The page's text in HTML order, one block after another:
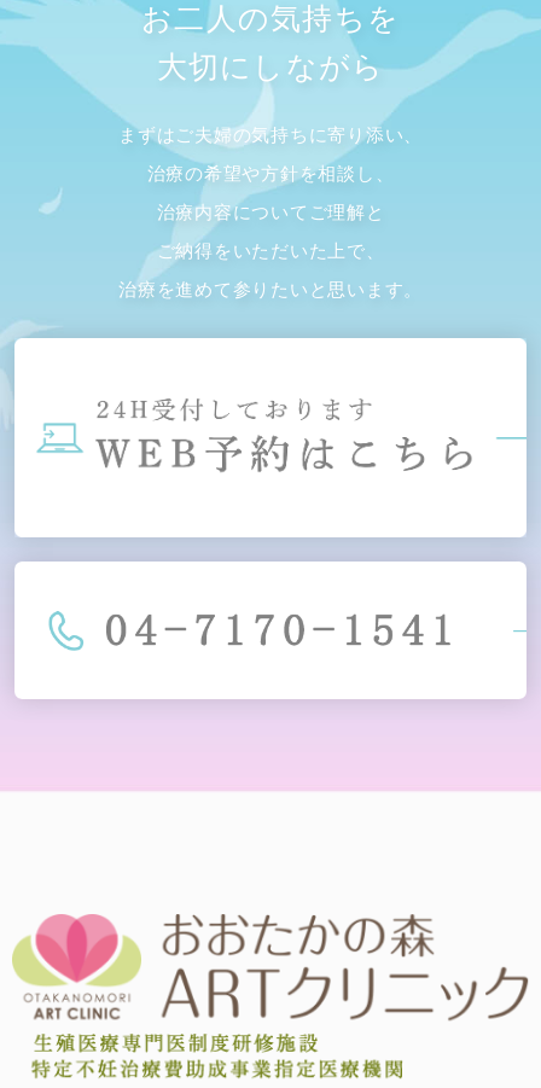
お二人の気持ちを
大切にしながら
まずはご夫婦の気持ちに寄り添い、
治療の希望や方針を相談し、
治療内容についてご理解と
ご納得をいただいた上で、
治療を進めて参りたいと思います。